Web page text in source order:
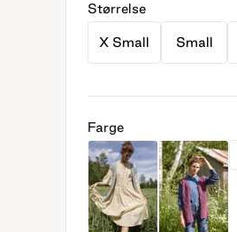
Størrelse
X Small Small
Farge